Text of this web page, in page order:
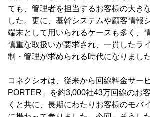
ても、管理者を担当するお客様の大き
した。更に、基幹システムや顧客情報
端末として用いられるケースも多く、
慎重な取扱いが要求され、一貫したラ
制・管理が求められる時代になりました
コネクシオは、従来から回線料金サー
PORTER」を約3,000社43万回線のお
くと共に、長期にわたりお客様のモバ